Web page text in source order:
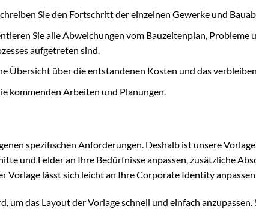
Sie den Fortschritt der einzelnen Gewerke und
Sie alle Abweichungen vom Bauzeitenplan, Probleme
aufgetreten sind.
Übersicht über die entstandenen Kosten und das
kommenden Arbeiten und Planungen.
spezifischen Anforderungen. Deshalb ist unsere
und Felder an Ihre Bedürfnisse anpassen, zusätzliche
Vorlage lässt sich leicht an Ihre Corporate Identity anpassen.
um das Layout der Vorlage schnell und einfach anzupassen.